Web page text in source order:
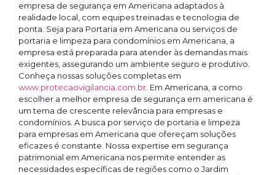
empresa de segurança em Americana adaptados à
realidade local, com equipes treinadas e tecnologia de
ponta. Seja para Portaria em Americana ou serviços de
portaria e limpeza para condomínios em Americana, a
empresa está preparada para atender às demandas mais
exigentes, assegurando um ambiente seguro e produtivo.
Conheça nossas soluções completas em
www.protecaovigilancia.com.br . Em Americana, a como
escolher a melhor empresa de segurança em americana é
um tema de crescente relevância para empresas e
condomínios. A busca por serviço de portaria e limpeza
para empresas em Americana que ofereçam soluções
eficazes é constante. Nossa expertise em segurança
patrimonial em Americana nos permite entender as
necessidades específicas de regiões como o Jardim